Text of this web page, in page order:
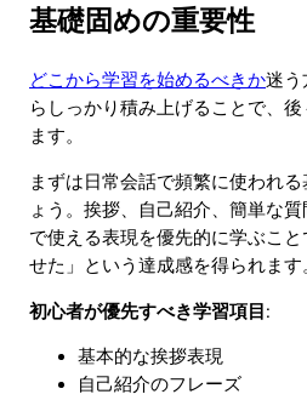
基礎固めの重要性
どこから学習を始めるべきか迷う
らしっかり積み上げることで、
ます。
まずは日常会話で頻繁に使われ
ょう。挨拶、自己紹介、簡単な
で使える表現を優先的に学ぶこ
せた」という達成感を得られます
初心者が優先すべき学習項目 :
基本的な挨拶表現
自己紹介のフレーズ